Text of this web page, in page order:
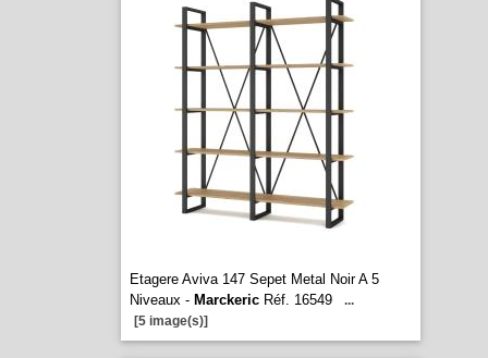
Etagere Aviva 147 Sepet Metal Noir A 5
Niveaux - MarckericRéf. 16549
...
[5 image(s)]